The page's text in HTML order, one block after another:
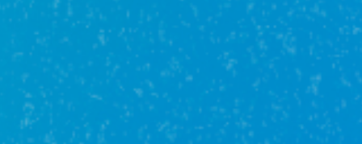
Семейная от
Первоначальный взнос
Стоимость недвижимости